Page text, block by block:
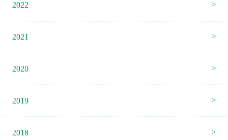
2022
2021
2020
2019
2018